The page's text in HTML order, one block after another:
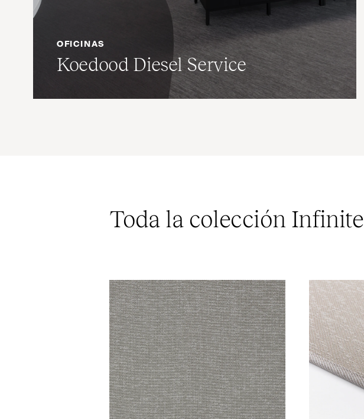
OFICINAS
Koedood Diesel Service
Toda la colección Infinite